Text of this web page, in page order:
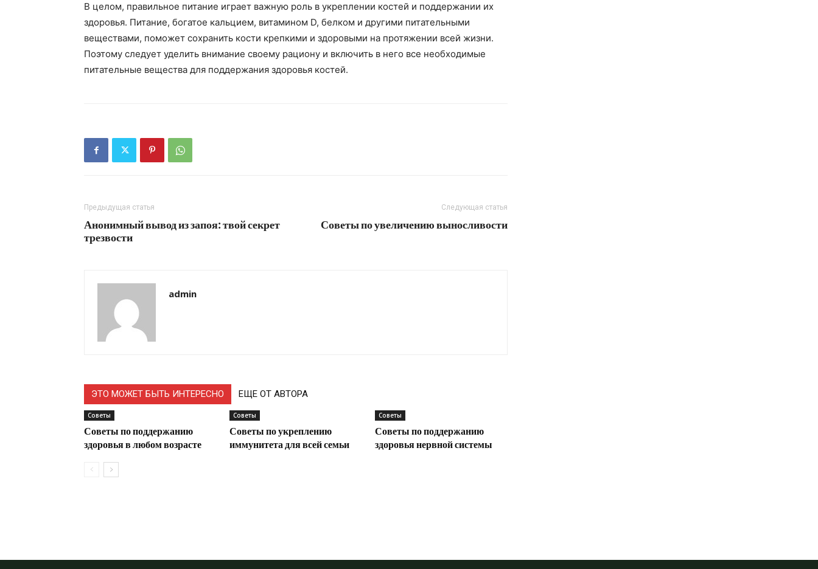
В целом, правильное питание играет важную роль в укреплении костей и поддержании их
здоровья. Питание, богатое кальцием, витамином D, белком и другими питательными
веществами, поможет сохранить кости крепкими и здоровыми на протяжении всей жизни.
Поэтому следует уделить внимание своему рациону и включить в него все необходимые
питательные вещества для поддержания здоровья костей.
Предыдущая статья
Анонимный вывод из запоя: твой секрет
трезвости
Следующая статья
Советы по увеличению выносливости
admin
ЭТО МОЖЕТ БЫТЬ ИНТЕРЕСНО ЕЩЕ ОТ АВТОРА
Советы
Советы по поддержанию
здоровья в любом возрасте
Советы
Советы по укреплению
иммунитета для всей семьи
Советы
Советы по поддержанию
здоровья нервной системы